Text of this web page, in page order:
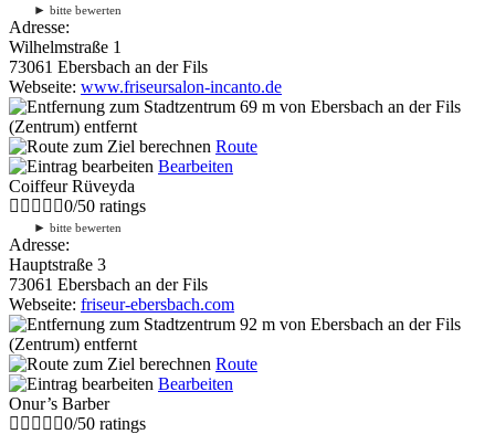
► bitte bewerten
Adresse:
Wilhelmstraße 1
73061 Ebersbach an der Fils
Webseite: www.friseursalon-incanto.de
69 m von Ebersbach an der Fils
(Zentrum) entfernt
Route
Bearbeiten
Coiffeur Rüveyda
0/50 ratings
► bitte bewerten
Adresse:
Hauptstraße 3
73061 Ebersbach an der Fils
Webseite: friseur-ebersbach.com
92 m von Ebersbach an der Fils
(Zentrum) entfernt
Route
Bearbeiten
Onur’s Barber
0/50 ratings